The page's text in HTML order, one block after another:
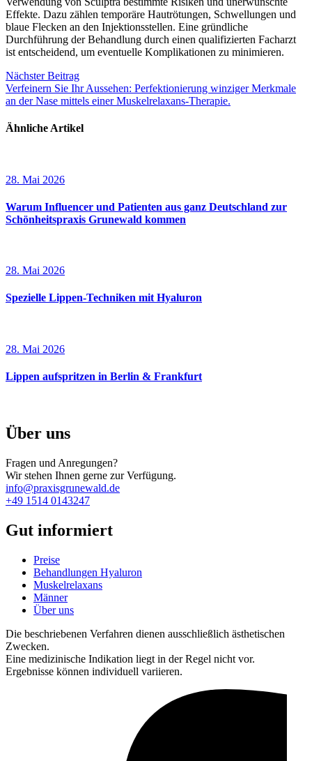
Effekte. Dazu zählen temporäre Hautrötungen, Schwellungen und
blaue Flecken an den Injektionsstellen. Eine gründliche
Durchführung der Behandlung durch einen qualifizierten Facharzt
ist entscheidend, um eventuelle Komplikationen zu minimieren.
Beitragsnavigation
Nächster Beitrag
Verfeinern Sie Ihr Aussehen: Perfektionierung winziger Merkmale
an der Nase mittels einer Muskelrelaxans-Therapie.
Ähnliche Artikel
28. Mai 2026
Warum Influencer und Patienten aus ganz Deutschland zur
Schönheitspraxis Grunewald kommen
28. Mai 2026
Spezielle Lippen-Techniken mit Hyaluron
28. Mai 2026
Lippen aufspritzen in Berlin & Frankfurt
Über uns
Fragen und Anregungen?
Wir stehen Ihnen gerne zur Verfügung.
info@praxisgrunewald.de
+49 1514 0143247
Gut informiert
Preise
Behandlungen Hyaluron
Muskelrelaxans
Männer
Über uns
Die beschriebenen Verfahren dienen ausschließlich ästhetischen
Zwecken.
Eine medizinische Indikation liegt in der Regel nicht vor.
Ergebnisse können individuell variieren.